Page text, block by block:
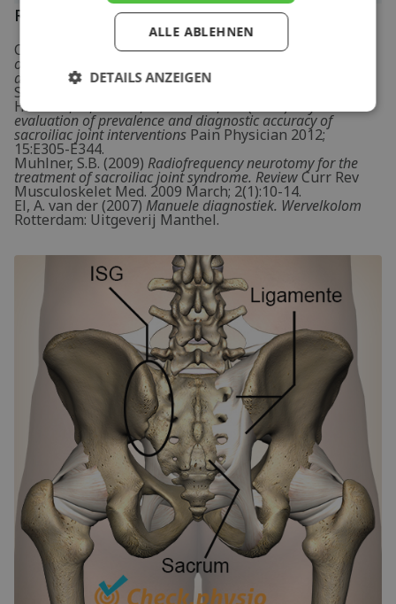
Referenzen
Cleland, J.A. & Koppenhaver, S. (2011)Netter's
orthopaedic clinical examination: an evidence-based
approach2nd ed. Philadelphia: Saunders Elsevier.
Simopoulos, T.T., Manchikanti, L., Singh, V., Gupta, S.,
Hameed, H., Diwan, S. & Cohen, S.P. (2012)
evaluation of prevalence and diagnostic accuracy of
sacroiliac joint interventions Pain Physician 2012;
15:E305-E344.
Muhlner, S.B. (2009) Radiofrequency neurotomy for the
treatment of sacroiliac joint syndrome. ReviewCurr Rev
Musculoskelet Med. 2009 March; 2(1):10-14.
El, A. van der (2007) Manuele diagnostiek. Wervelkolom
Rotterdam: Uitgeverij Manthel.
ALLE ABLEHNEN
DETAILS ANZEIGEN